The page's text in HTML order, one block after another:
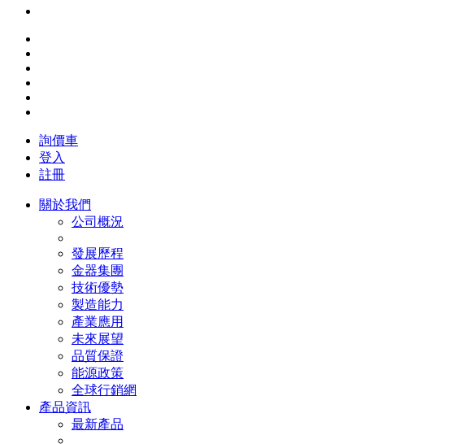
詢價車
登入
註冊
關於我們
公司概況
發展歷程
金器集團
技術優勢
製造能力
產業應用
未來展望
品質保證
能源政策
全球行銷網
產品資訊
最新產品